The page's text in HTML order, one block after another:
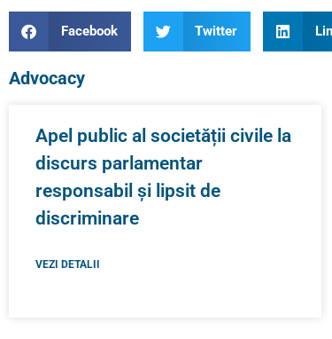
Facebook Twitter
Advocacy
Apel public al societății civile la
discurs parlamentar
responsabil și lipsit de
discriminare
VEZI DETALII